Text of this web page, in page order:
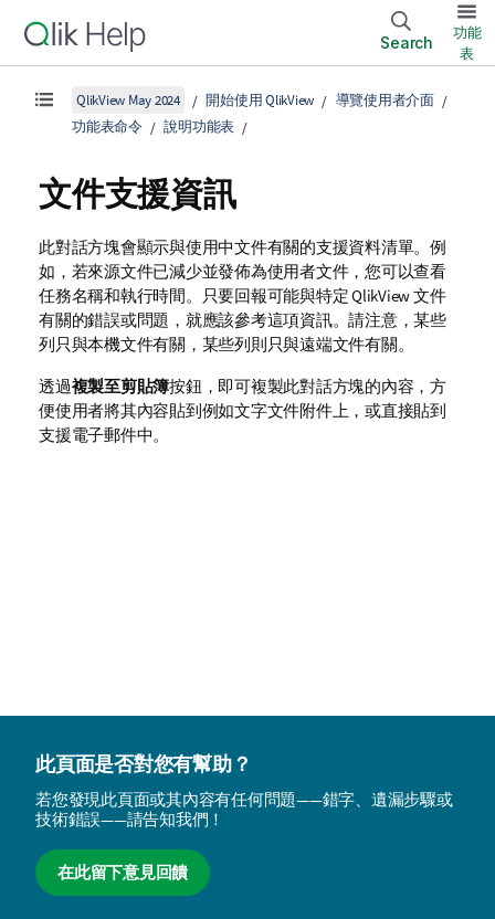
Search
功能
表
QlikView May 2024 開始使用 QlikView
導覽使用者介面
功能表命令
說明功能表
文件支援資訊
此對話方塊會顯示與使用中文件有關的支援資料清單。例
如，若來源文件已減少並發佈為使用者文件，您可以查看
任務名稱和執行時間。只要回報可能與特定QlikView文件
有關的錯誤或問題，就應該參考這項資訊。請注意，某些
列只與本機文件有關，某些列則只與遠端文件有關。
透過複製至剪貼簿按鈕，即可複製此對話方塊的內容，方
便使用者將其內容貼到例如文字文件附件上，或直接貼到
支援電子郵件中。
此頁面是否對您有幫助？
若您發現此頁面或其內容有任何問題——錯字、遺漏步驟或
技術錯誤——請告知我們！
在此留下意見回饋